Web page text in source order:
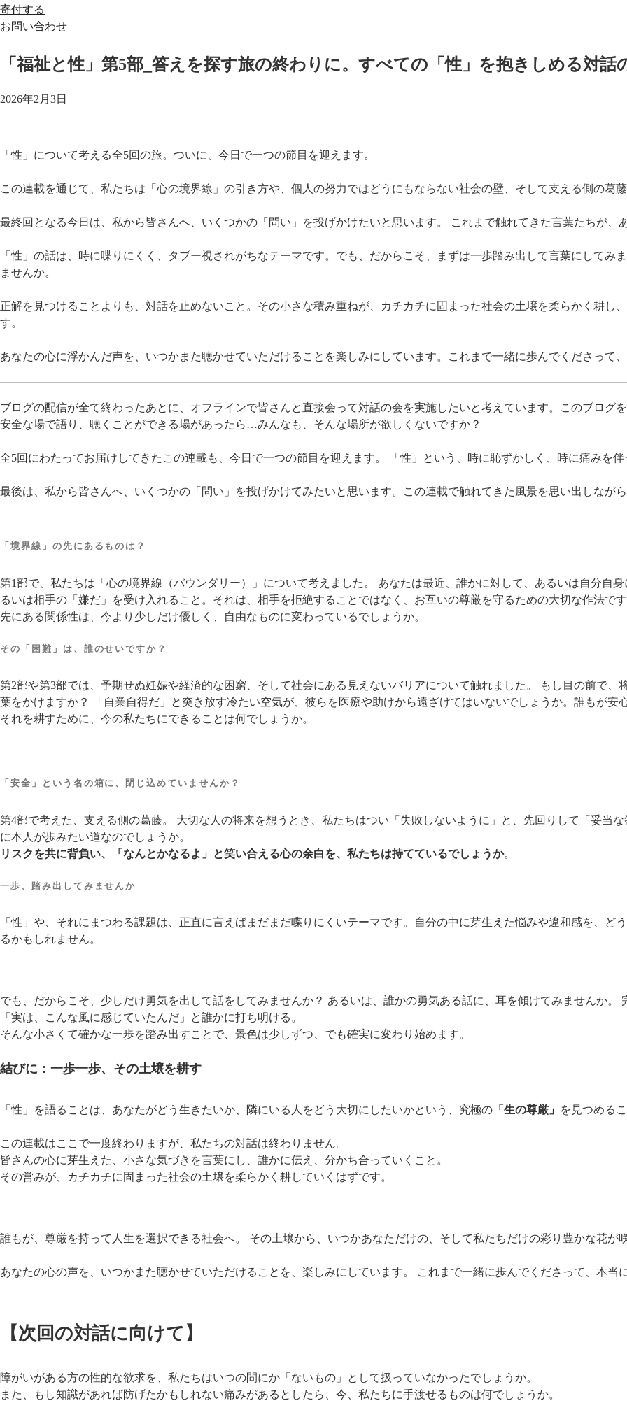
寄付する
お問い合わせ
「福祉と性」第5部_答えを探す旅の終わりに。すべての「性」を抱きしめる対話
2026年2月3日
「性」について考える全5回の旅。ついに、今日で一つの節目を迎えます。
この連載を通じて、私たちは「心の境界線」の引き方や、個人の努力ではどうにもならない社会の壁、そして支える側の葛
最終回となる今日は、私から皆さんへ、いくつかの「問い」を投げかけたいと思います。 これまで触れてきた言葉たちが
「性」の話は、時に喋りにくく、タブー視されがちなテーマです。でも、だからこそ、まずは一歩踏み出して言葉にして
ませんか。
正解を見つけることよりも、対話を止めないこと。その小さな積み重ねが、カチカチに固まった社会の土壌を柔らかく耕し
す。
あなたの心に浮かんだ声を、いつかまた聴かせていただけることを楽しみにしています。これまで一緒に歩んでくださって
ブログの配信が全て終わったあとに、オフラインで皆さんと直接会って対話の会を実施したいと考えています。このブログ
安全な場で語り、聴くことができる場があったら…みんなも、そんな場所が欲しくないですか？
全5回にわたってお届けしてきたこの連載も、今日で一つの節目を迎えます。 「性」という、時に恥ずかしく、時に痛みを
最後は、私から皆さんへ、いくつかの「問い」を投げかけてみたいと思います。この連載で触れてきた風景を思い出しなが
「境界線」の先にあるものは？
第1部で、私たちは「心の境界線（バウンダリー）」について考えました。 あなたは最近、誰かに対して、あるいは自分自
るいは相手の「嫌だ」を受け入れること。それは、相手を拒絶することではなく、お互いの尊厳を守るための大切な作法で
先にある関係性は、今より少しだけ優しく、自由なものに変わっているでしょうか。
その「困難」は、誰のせいですか？
第2部や第3部では、予期せぬ妊娠や経済的な困窮、そして社会にある見えないバリアについて触れました。 もし目の前で
葉をかけますか？ 「自業自得だ」と突き放す冷たい空気が、彼らを医療や助けから遠ざけてはいないでしょうか。誰もが安
それを耕すために、今の私たちにできることは何でしょうか。
「安全」という名の箱に、閉じ込めていませんか？
第4部で考えた、支える側の葛藤。 大切な人の将来を想うとき、私たちはつい「失敗しないように」と、先回りして「妥当
に本人が歩みたい道なのでしょうか。
リスクを共に背負い、「なんとかなるよ」と笑い合える心の余白を、私たちは持てているでしょうか。
一歩、踏み出してみませんか
「性」や、それにまつわる課題は、正直に言えばまだまだ喋りにくいテーマです。自分の中に芽生えた悩みや違和感を、
るかもしれません。
でも、だからこそ、少しだけ勇気を出して話をしてみませんか？ あるいは、誰かの勇気ある話に、耳を傾けてみませんか。
「実は、こんな風に感じていたんだ」と誰かに打ち明ける。
そんな小さくて確かな一歩を踏み出すことで、景色は少しずつ、でも確実に変わり始めます。
結びに：一歩一歩、その土壌を耕す
「性」を語ることは、あなたがどう生きたいか、隣にいる人をどう大切にしたいかという、究極の 「生の尊厳」 を見つめる
この連載はここで一度終わりますが、私たちの対話は終わりません。
皆さんの心に芽生えた、小さな気づきを言葉にし、誰かに伝え、分かち合っていくこと。
その営みが、カチカチに固まった社会の土壌を柔らかく耕していくはずです。
誰もが、尊厳を持って人生を選択できる社会へ。 その土壌から、いつかあなただけの、そして私たちだけの彩り豊かな花が
あなたの心の声を、いつかまた聴かせていただけることを、楽しみにしています。 これまで一緒に歩んでくださって、本当
【次回の対話に向けて】
障がいがある方の性的な欲求を、私たちはいつの間にか「ないもの」として扱っていなかったでしょうか。
また、もし知識があれば防げたかもしれない痛みがあるとしたら、今、私たちに手渡せるものは何でしょうか。